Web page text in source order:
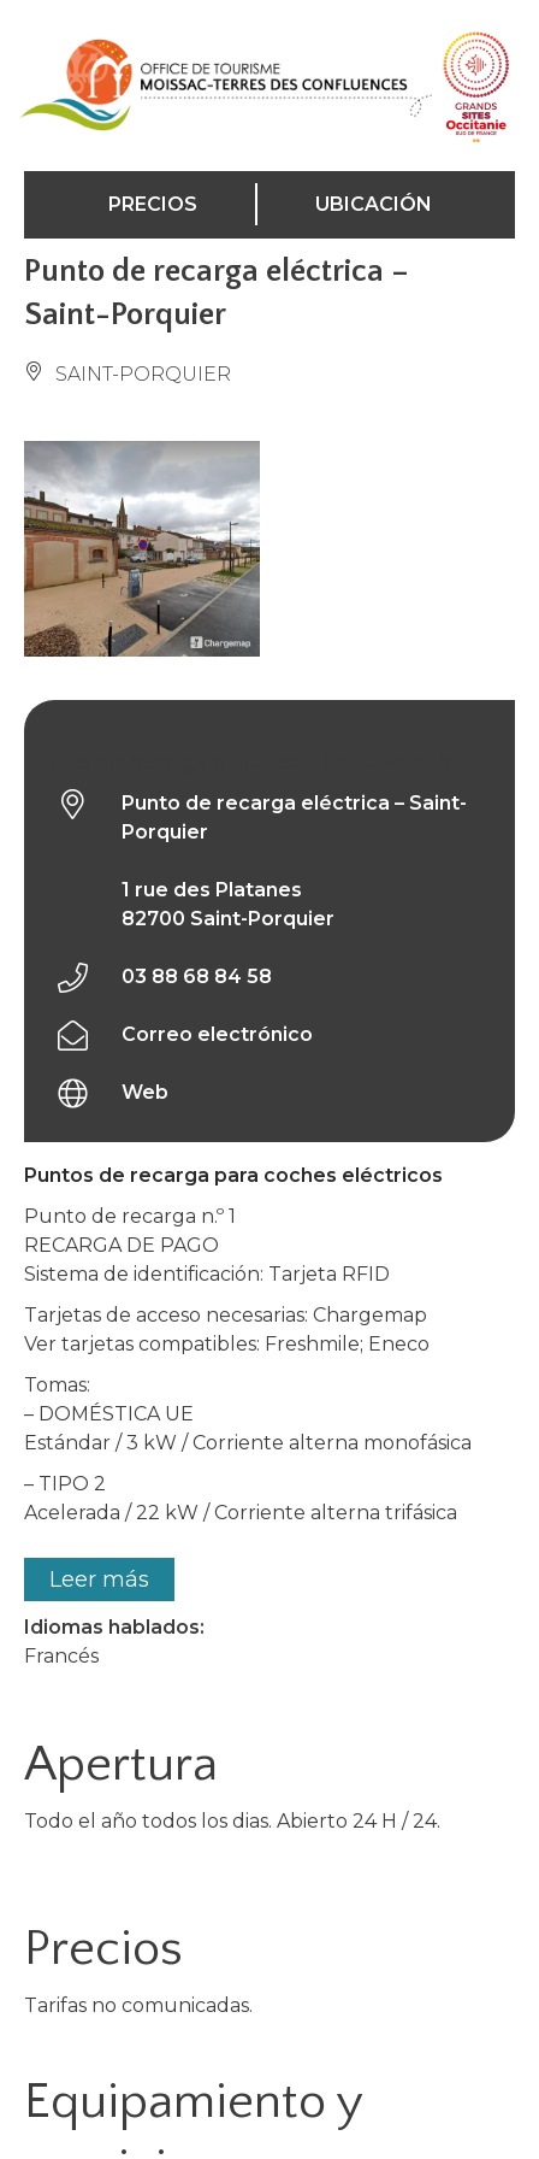
PRECIOS UBICACIÓN
Punto de recarga eléctrica –
Saint-Porquier
SAINT-PORQUIER
Puntos de recarga para coches eléctricos
Punto de recarga n.º 1
RECARGA DE PAGO
Sistema de identificación: Tarjeta RFID
Tarjetas de acceso necesarias: Chargemap
Ver tarjetas compatibles: Freshmile; Eneco
Tomas:
– DOMÉSTICA UE
Estándar / 3 kW / Corriente alterna monofásica
– TIPO 2
Acelerada / 22 kW / Corriente alterna trifásica
Leer más
Idiomas hablados:
Francés
Apertura
Todo el año todos los dias. Abierto 24 H / 24.
Precios
Tarifas no comunicadas.
Equipamiento y
Punto de recarga eléctrica – Saint-
Porquier
1 rue des Platanes
82700 Saint-Porquier
03 88 68 84 58
Correo electrónico
Web